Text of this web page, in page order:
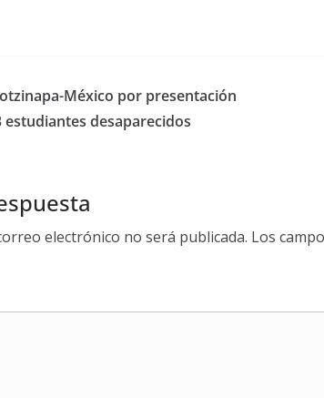
México por presentación
estudiantes desaparecidos
electrónico no será publicada. Los